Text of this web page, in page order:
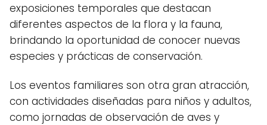
exposiciones temporales que destacan
diferentes aspectos de la flora y la fauna,
brindando la oportunidad de conocer nuevas
especies y prácticas de conservación.
Los eventos familiares son otra gran atracción,
con actividades diseñadas para niños y adultos,
como jornadas de observación de aves y